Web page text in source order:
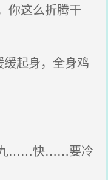
你这么折腾干
起身，全身鸡
九……快……要冷